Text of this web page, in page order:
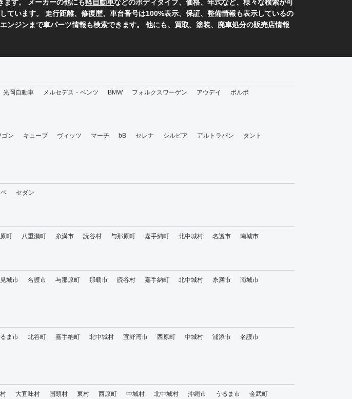
ます。 メーカーの他にも軽自動車などのボディタイプ、価格、年式など、様々な検索が可
ています。 走行距離、修復歴、車台番号は100%表示、保証、整備情報も表示しているの
エンジンまで車パーツ情報も検索できます。 他にも、買取、塗装、廃車処分の販売店情報
光岡自動車 メルセデス・ベンツ BMW フォルクスワーゲン アウデイ ボルボ
ゴン キューブ ヴィッツ マーチ bB セレナ シルビア アルトラパン
タント
セダン
町 八重瀬町 糸満市 読谷村 与那原町 嘉手納町 北中城村 名護市 南城市
城市 名護市 与那原町 那覇市 読谷村 嘉手納町 北中城村 糸満市
南城市
ま市 北谷町 嘉手納町 北中城村 宜野湾市 西原町 中城村 浦添市
名護市
大宜味村 国頭村 東村 西原町 中城村 北中城村 沖縄市 うるま市 金武町